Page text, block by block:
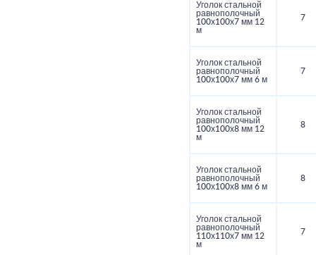
Уголок стальной
равнополочный
100х100х7 мм 12
м
7
Уголок стальной
равнополочный
100х100х7 мм 6 м
7
Уголок стальной
равнополочный
100х100х8 мм 12
м
8
Уголок стальной
равнополочный
100х100х8 мм 6 м
8
Уголок стальной
равнополочный
110х110х7 мм 12
м
7